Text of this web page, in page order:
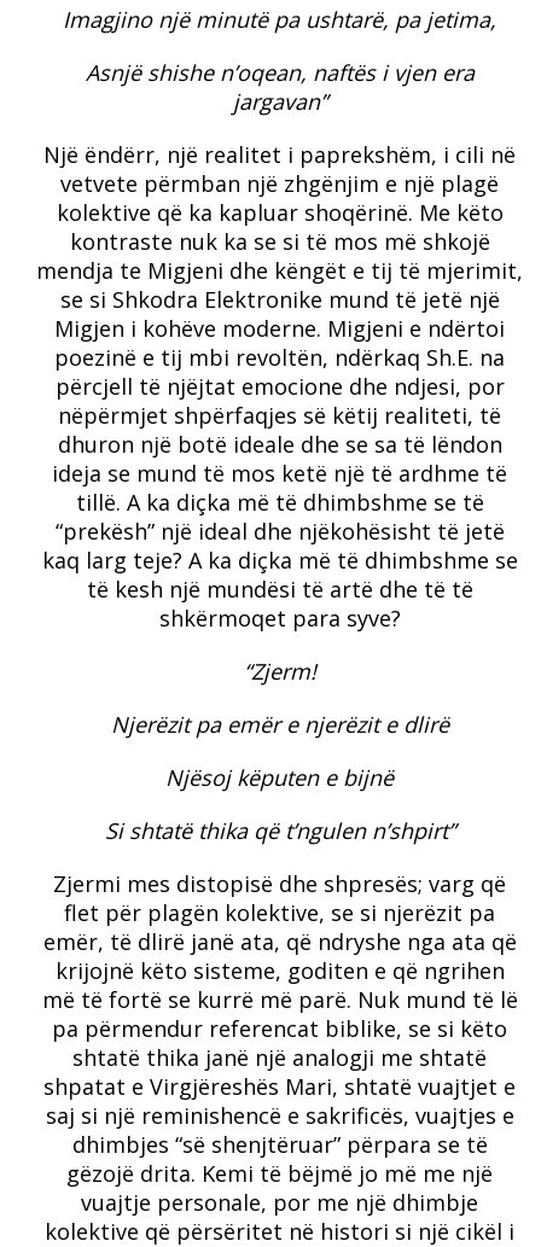
Imagjino një minutë pa ushtarë, pa jetima,
Asnjë shishe n’oqean, naftës i vjen era
jargavan”
Një ëndërr, një realitet i paprekshëm, i cili në
vetvete përmban një zhgënjim e një plagë
kolektive që ka kapluar shoqërinë. Me këto
kontraste nuk ka se si të mos më shkojë
mendja te Migjeni dhe këngët e tij të mjerimit,
se si Shkodra Elektronike mund të jetë një
Migjen i kohëve moderne. Migjeni e ndërtoi
poezinë e tij mbi revoltën, ndërkaq Sh.E. na
përcjell të njëjtat emocione dhe ndjesi, por
nëpërmjet shpërfaqjes së këtij realiteti, të
dhuron një botë ideale dhe se sa të lëndon
ideja se mund të mos ketë një të ardhme të
tillë. A ka diçka më të dhimbshme se të
“prekësh” një ideal dhe njëkohësisht të jetë
kaq larg teje? A ka diçka më të dhimbshme se
të kesh një mundësi të artë dhe të të
shkërmoqet para syve?
“Zjerm!
Njerëzit pa emër e njerëzit e dlirë
Njësoj këputen e bijnë
Si shtatë thika që t’ngulen n’shpirt”
Zjermi mes distopisë dhe shpresës; varg që
flet për plagën kolektive, se si njerëzit pa
emër, të dlirë janë ata, që ndryshe nga ata që
krijojnë këto sisteme, goditen e që ngrihen
më të fortë se kurrë më parë. Nuk mund të lë
pa përmendur referencat biblike, se si këto
shtatë thika janë një analogji me shtatë
shpatat e Virgjëreshës Mari, shtatë vuajtjet e
saj si një reminishencë e sakrificës, vuajtjes e
dhimbjes “së shenjtëruar” përpara se të
gëzojë drita. Kemi të bëjmë jo më me një
vuajtje personale, por me një dhimbje
kolektive që përsëritet në histori si një cikël i